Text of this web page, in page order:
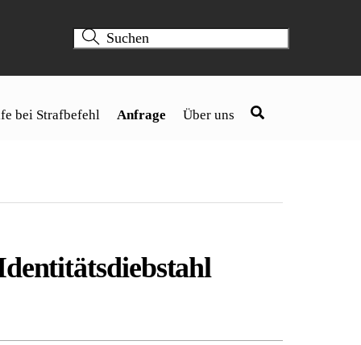
bei Strafbefehl Anfrage Über uns